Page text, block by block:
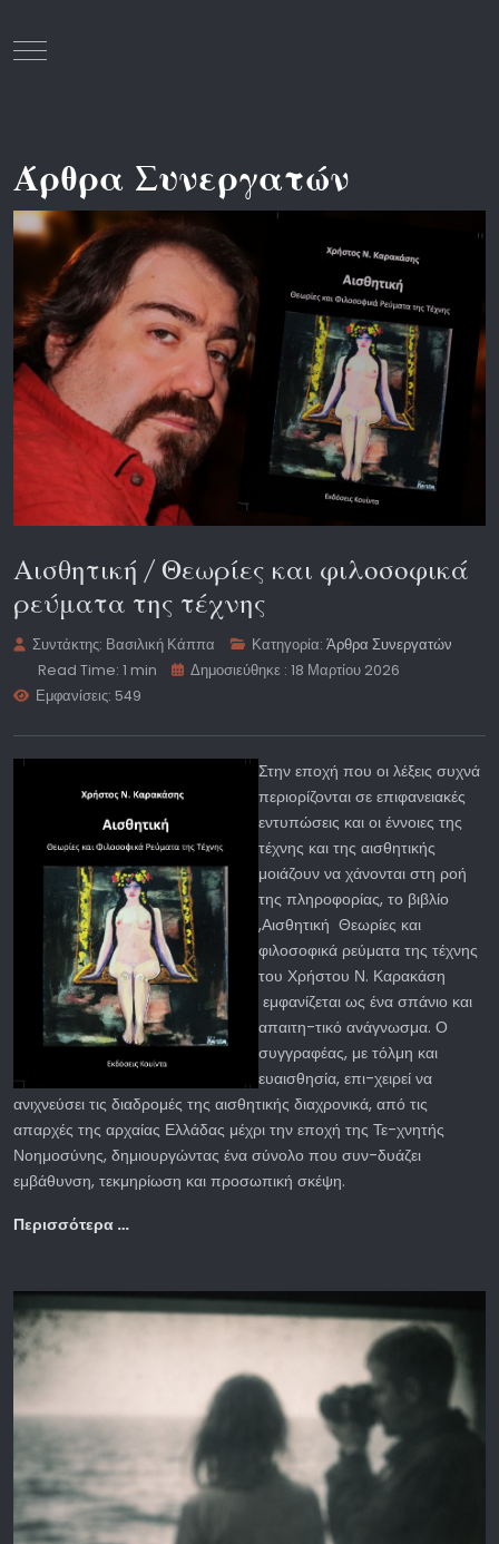
Mobile Menu Toggle
Άρθρα Συνεργατών
Αισθητική / Θεωρίες και φιλοσοφικά
ρεύματα της τέχνης
Συντάκτης: Βασιλική Κάππα Κατηγορία:Άρθρα Συνεργατών
Read Time: 1 min
Δημοσιεύθηκε : 18 Μαρτίου 2026
Εμφανίσεις: 549
Στην εποχή που οι λέξεις συχνά
περιορίζονται σε επιφανειακές
εντυπώσεις και οι έννοιες της
τέχνης και της αισθητικής
μοιάζουν να χάνονται στη ροή
της πληροφορίας, το βιβλίο
,Αισθητική Θεωρίες και
φιλοσοφικά ρεύματα της τέχνης
του Χρήστου Ν. Καρακάση
εμφανίζεται ως ένα σπάνιο και
απαιτη-τικό ανάγνωσμα. Ο
συγγραφέας, με τόλμη και
ευαισθησία, επι-χειρεί να
ανιχνεύσει τις διαδρομές της αισθητικής διαχρονικά, από τις
απαρχές της αρχαίας Ελλάδας μέχρι την εποχή της Τε-χνητής
Νοημοσύνης, δημιουργώντας ένα σύνολο που συν-δυάζει
εμβάθυνση, τεκμηρίωση και προσωπική σκέψη.
Περισσότερα …